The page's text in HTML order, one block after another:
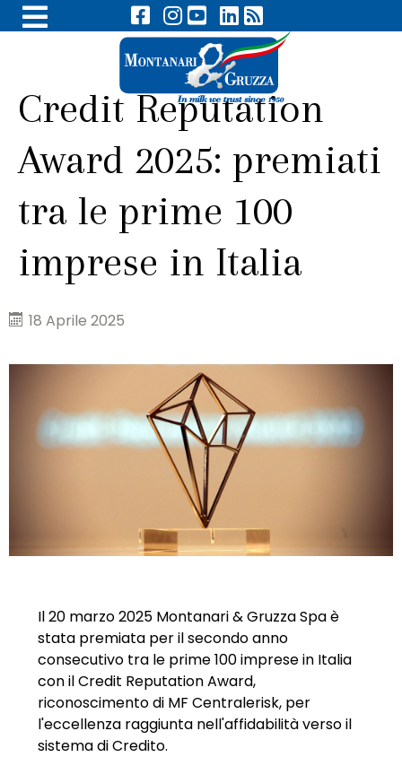
Credit Reputation
Award 2025: premiati
tra le prime 100
imprese in Italia
18 Aprile 2025
Il 20 marzo 2025 Montanari & Gruzza Spa è
stata premiata per il secondo anno
consecutivo tra le prime 100 imprese in Italia
con il Credit Reputation Award,
riconoscimento di MF Centralerisk, per
l'eccellenza raggiunta nell'affidabilità verso il
sistema di Credito.